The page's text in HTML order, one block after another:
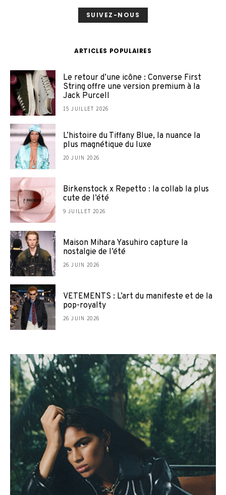
SUIVEZ-NOUS
ARTICLES POPULAIRES
Le retour d’une icône : Converse First
String offre une version premium à la
Jack Purcell
15 JUILLET 2026
L’histoire du Tiffany Blue, la nuance la
plus magnétique du luxe
20 JUIN 2026
Birkenstock x Repetto : la collab la plus
cute de l’été
9 JUILLET 2026
Maison Mihara Yasuhiro capture la
nostalgie de l’été
26 JUIN 2026
VETEMENTS : L’art du manifeste et de la
pop-royalty
26 JUIN 2026